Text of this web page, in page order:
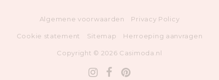
Algemene voorwaarden Privacy Policy
Cookie statement Sitemap Herroeping aanvragen
Copyright © 2026 Casimoda.nl